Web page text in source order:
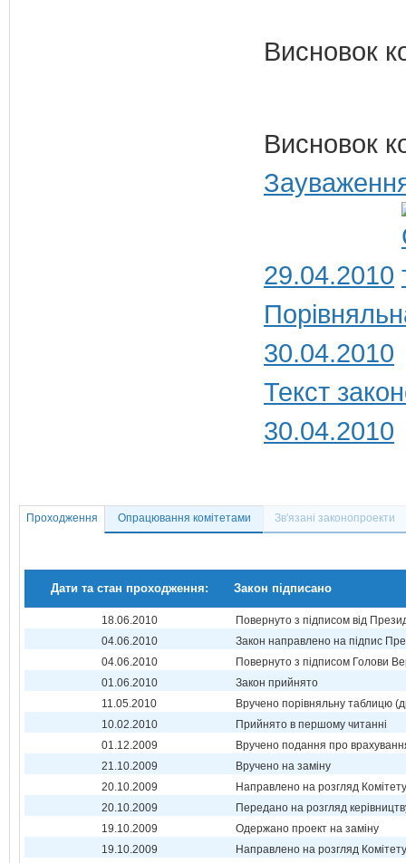
Висновок
Висновок
29.04.2010
30.04.2010
Текст
30.04.2010
Проходження Опрацювання комітетами Зв'язані законопроекти
Дати та стан проходження: Закон підписано
18.06.2010
Повернуто з підписом від
04.06.2010
Закон направлено на підпис
04.06.2010
Повернуто з підписом Голови
01.06.2010
Закон прийнято
11.05.2010
Вручено порівняльну таблицю
10.02.2010
Прийнято в першому читанні
01.12.2009
Вручено подання про
21.10.2009
Вручено на заміну
20.10.2009
Направлено на розгляд Комітету
20.10.2009
Передано на розгляд
19.10.2009
Одержано проект на заміну
19.10.2009
Направлено на розгляд Комітету